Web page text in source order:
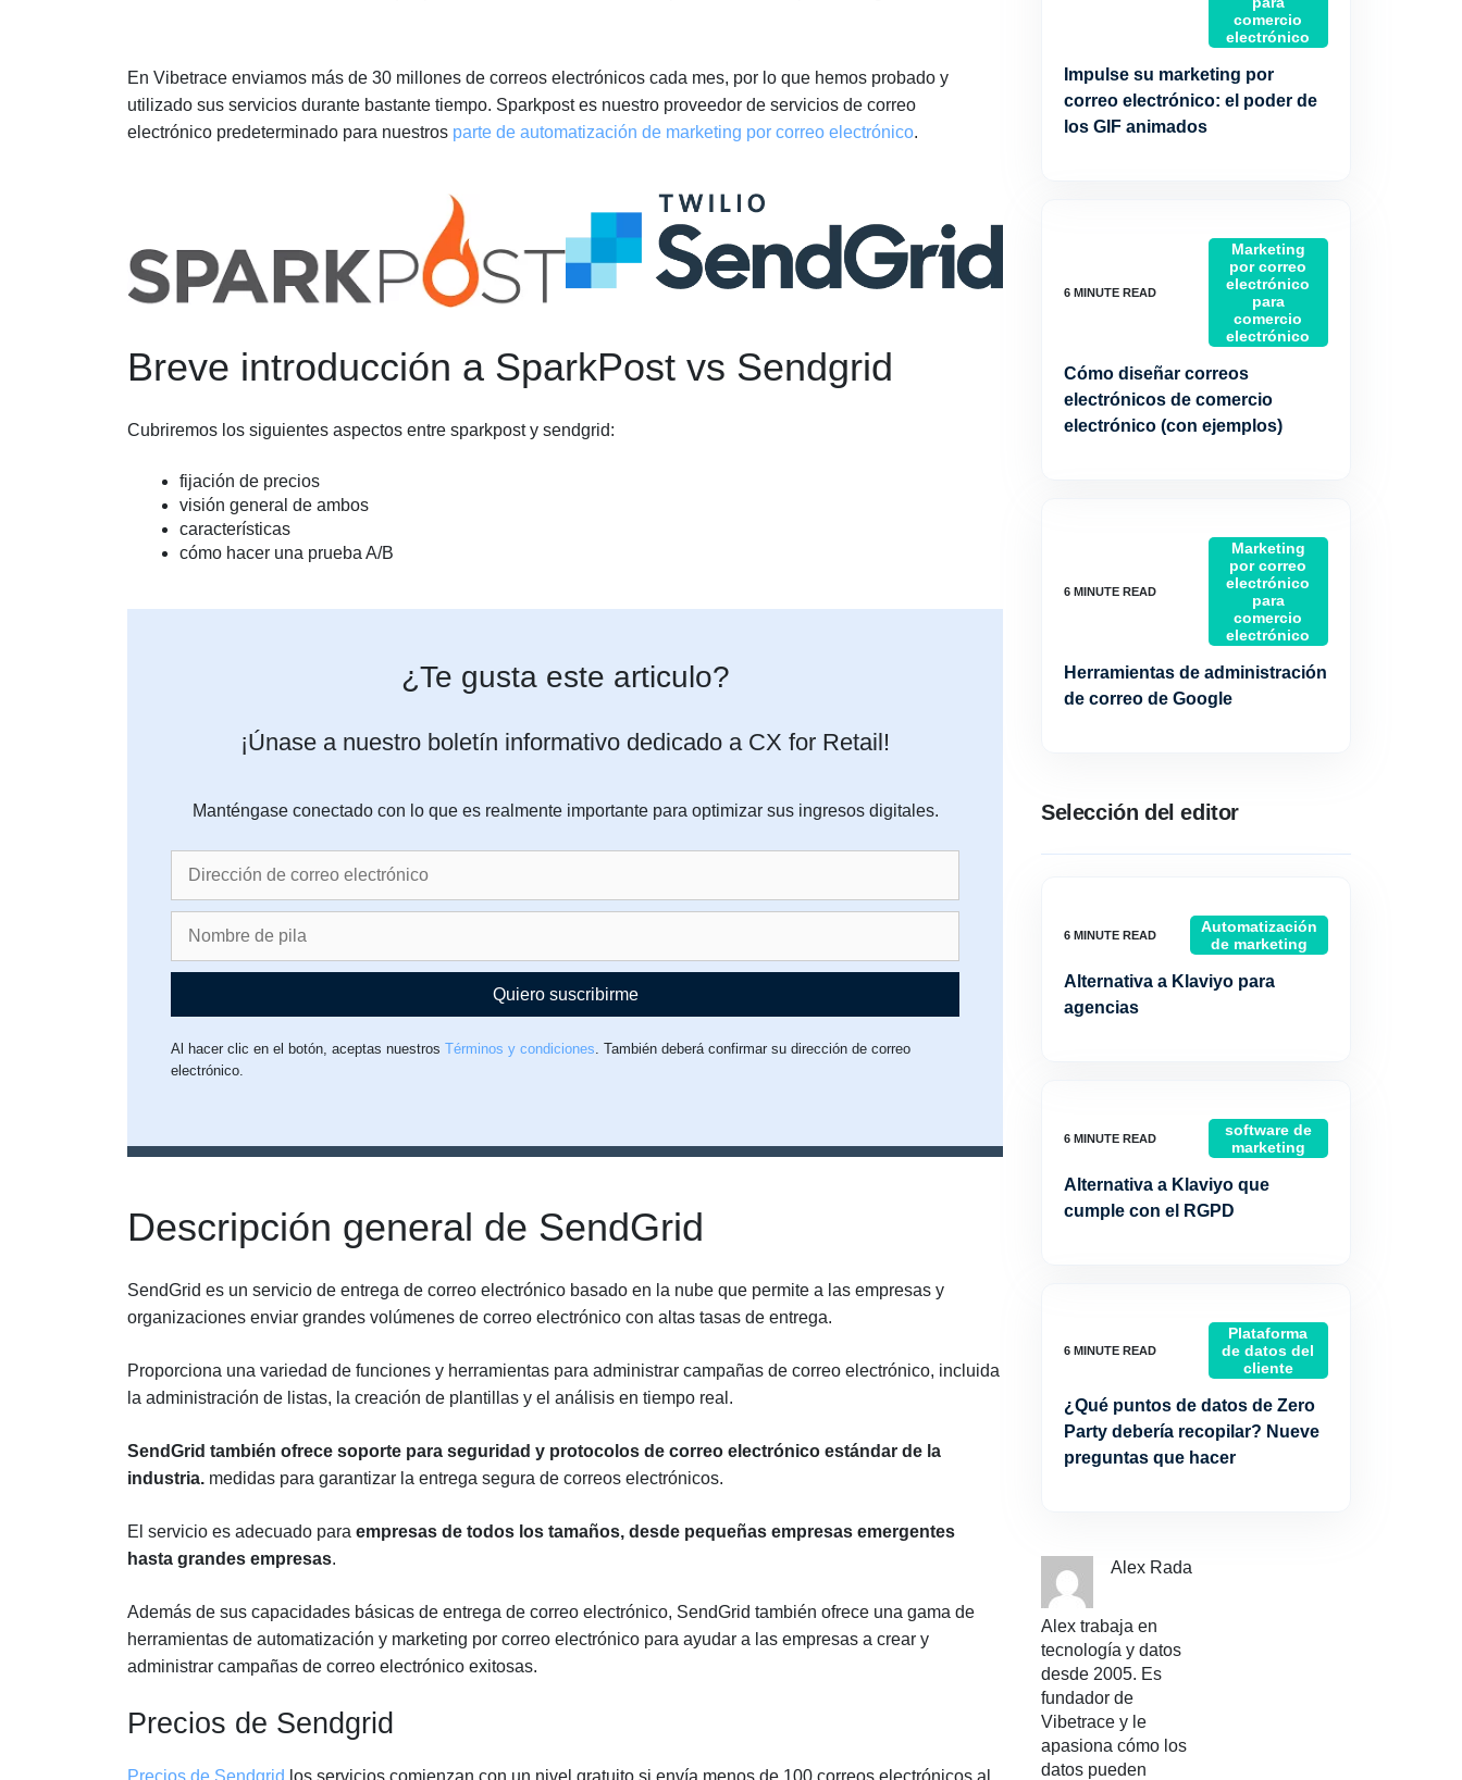
En Vibetrace enviamos más de 30 millones de correos electrónicos cada mes, por lo que hemos probado y
utilizado sus servicios durante bastante tiempo. Sparkpost es nuestro proveedor de servicios de correo
electrónico predeterminado para nuestros parte de automatización de marketing por correo electrónico.
Breve introducción a SparkPost vs Sendgrid
Cubriremos los siguientes aspectos entre sparkpost y sendgrid:
fijación de precios
visión general de ambos
características
cómo hacer una prueba A/B
¿Te gusta este articulo?
¡Únase a nuestro boletín informativo dedicado a CX for Retail!
Manténgase conectado con lo que es realmente importante para optimizar sus ingresos digitales.
Quiero suscribirme
Al hacer clic en el botón, aceptas nuestrosTérminos y condiciones . También deberá confirmar su dirección de correo
electrónico.
Descripción general de SendGrid
SendGrid es un servicio de entrega de correo electrónico basado en la nube que permite a las empresas y
organizaciones enviar grandes volúmenes de correo electrónico con altas tasas de entrega.
Proporciona una variedad de funciones y herramientas para administrar campañas de correo electrónico, incluida
la administración de listas, la creación de plantillas y el análisis en tiempo real.
SendGrid también ofrece soporte para seguridad y protocolos de correo electrónico estándar de la
industria. medidas para garantizar la entrega segura de correos electrónicos.
El servicio es adecuado para empresas de todos los tamaños, desde pequeñas empresas emergentes
hasta grandes empresas.
Además de sus capacidades básicas de entrega de correo electrónico, SendGrid también ofrece una gama de
herramientas de automatización y marketing por correo electrónico para ayudar a las empresas a crear y
administrar campañas de correo electrónico exitosas.
Precios de Sendgrid
comercio
electrónico
Impulse su marketing por
correo electrónico: el poder de
los GIF animados
Marketing
por correo
electrónico
para
comercio
electrónico
Cómo diseñar correos
electrónicos de comercio
electrónico (con ejemplos)
Marketing
por correo
electrónico
para
comercio
electrónico
Herramientas de administración
de correo de Google
Selección del editor
Automatización
de marketing
Alternativa a Klaviyo para
agencias
software de
marketing
Alternativa a Klaviyo que
cumple con el RGPD
Plataforma
de datos del
cliente
¿Qué puntos de datos de Zero
Party debería recopilar? Nueve
preguntas que hacer
Alex Rada
Alex trabaja en
tecnología y datos
desde 2005. Es
fundador de
Vibetrace y le
apasiona cómo los
datos pueden